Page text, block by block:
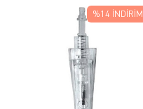
%14 İNDIRIM